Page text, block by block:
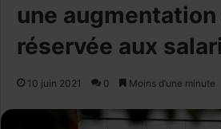
une
réservée aux
10 juin 2021 0 Moins d’une minute